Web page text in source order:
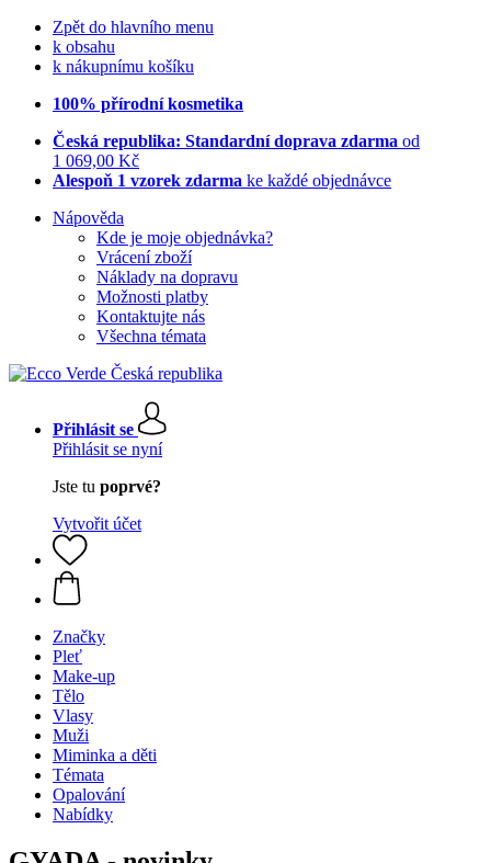
Zpět do hlavního menu
k obsahu
k nákupnímu košíku
100% přírodní kosmetika
Česká republika: Standardní doprava zdarma od
1 069,00 Kč
Alespoň 1 vzorek zdarma ke každé objednávce
Nápověda
Kde je moje objednávka?
Vrácení zboží
Náklady na dopravu
Možnosti platby
Kontaktujte nás
Všechna témata
Přihlásit se
Přihlásit se nyní
Jste tu poprvé?
Vytvořit účet
Značky
Pleť
Make-up
Tělo
Vlasy
Muži
Miminka a děti
Témata
Opalování
Nabídky